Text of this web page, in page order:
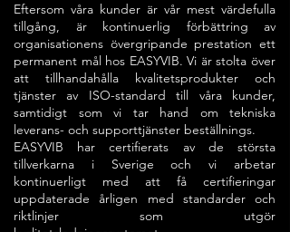
Eftersom våra kunder är vår mest värdefulla
tillgång, är kontinuerlig förbättring av
organisationens övergripande prestation ett
permanent mål hos EASYVIB. Vi är stolta över
att tillhandahålla kvalitetsprodukter och
tjänster av ISO-standard till våra kunder,
samtidigt som vi tar hand om tekniska
leverans- och supporttjänster beställnings.
EASYVIB har certifierats av de största
tillverkarna i Sverige och vi arbetar
kontinuerligt med att få certifieringar
uppdaterade årligen med standarder och
riktlinjer som utgör